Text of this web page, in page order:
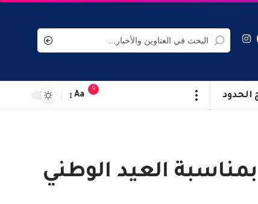
الحدود
9
Aa
العيد الوطني